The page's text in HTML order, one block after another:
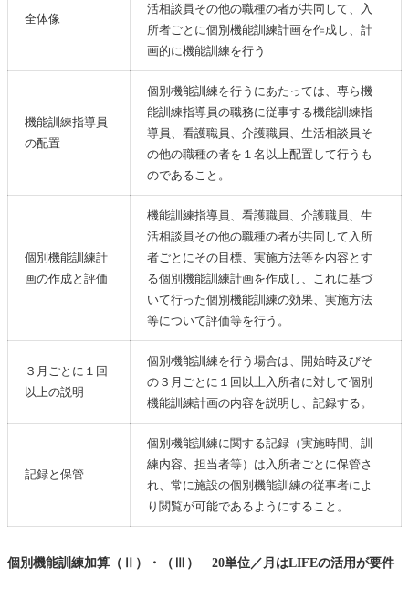
全体像
活相談員その他の職種の者が共同して、入
所者ごとに個別機能訓練計画を作成し、計
画的に機能訓練を行う
機能訓練指導員
の配置
個別機能訓練を行うにあたっては、専ら機
能訓練指導員の職務に従事する機能訓練指
導員、看護職員、介護職員、生活相談員そ
の他の職種の者を１名以上配置して行うも
のであること。
個別機能訓練計
画の作成と評価
機能訓練指導員、看護職員、介護職員、生
活相談員その他の職種の者が共同して入所
者ごとにその目標、実施方法等を内容とす
る個別機能訓練計画を作成し、これに基づ
いて行った個別機能訓練の効果、実施方法
等について評価等を行う。
３月ごとに１回
以上の説明
個別機能訓練を行う場合は、開始時及びそ
の３月ごとに１回以上入所者に対して個別
機能訓練計画の内容を説明し、記録する。
記録と保管
個別機能訓練に関する記録（実施時間、訓
練内容、担当者等）は入所者ごとに保管さ
れ、常に施設の個別機能訓練の従事者によ
り閲覧が可能であるようにすること。
個別機能訓練加算（Ⅱ）・（Ⅲ） 20単位／月はLIFEの活用が要件